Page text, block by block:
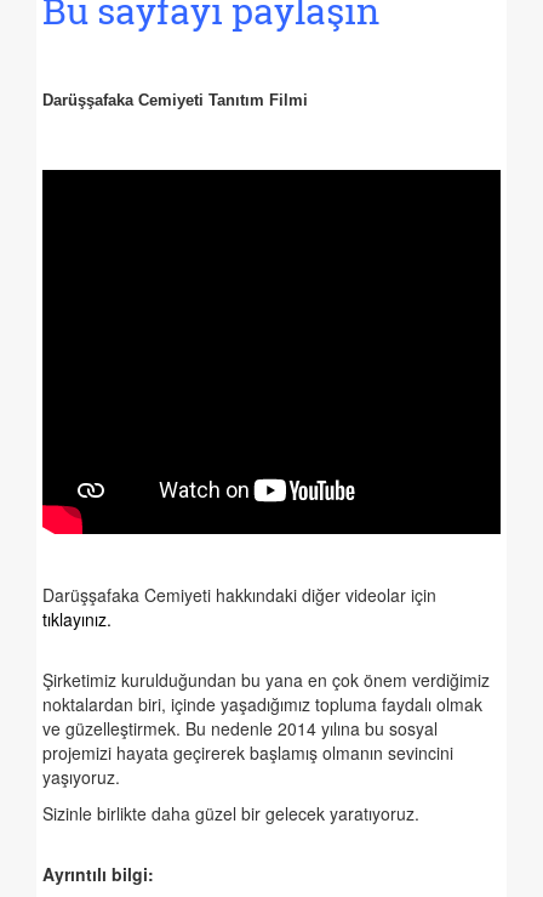
Bu sayfayı paylaşın
Darüşşafaka Cemiyeti Tanıtım Filmi
Darüşşafaka Cemiyeti hakkındaki diğer videolar için
tıklayınız.
Şirketimiz kurulduğundan bu yana en çok önem verdiğimiz
noktalardan biri, içinde yaşadığımız topluma faydalı olmak
ve güzelleştirmek. Bu nedenle 2014 yılına bu sosyal
projemizi hayata geçirerek başlamış olmanın sevincini
yaşıyoruz.
Sizinle birlikte daha güzel bir gelecek yaratıyoruz.
Ayrıntılı bilgi: